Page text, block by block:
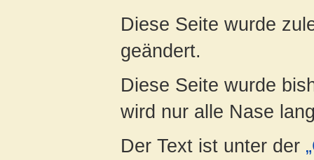
Diese Seite wurde
geändert.
Diese Seite wurde
wird nur alle Nase
Der Text ist unter der